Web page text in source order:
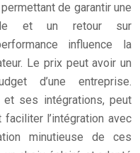
de garantir une
et un retour sur
influence la
Le prix peut avoir un
d’une entreprise.
et ses intégrations, peut
l’intégration avec
minutieuse de ces